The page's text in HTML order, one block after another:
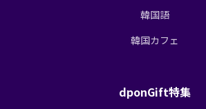
韓国語
韓国カフェ
dponGift特集